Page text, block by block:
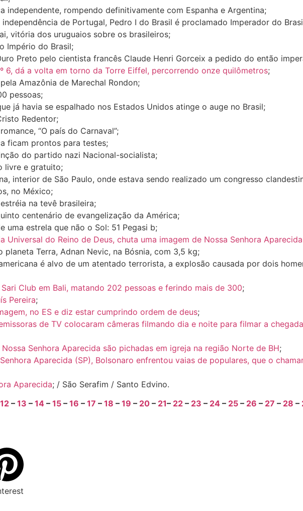
independente, rompendo definitivamente com Espanha e Argentina;
de Portugal, Pedro I do Brasil é proclamado Imperador do
vitória dos uruguaios sobre os brasileiros;
Império do Brasil;
Preto pelo cientista francês Claude Henri Gorceix a pedido do então
6, dá a volta em torno da Torre Eiffel, percorrendo onze quilômetros;
Amazônia de Marechal Rondon;
pessoas;
já havia se espalhado nos Estados Unidos atinge o auge no Brasil;
Redentor;
“O país do Carnaval”;
ficam prontos para testes;
do partido nazi Nacional-socialista;
livre e gratuito;
interior de São Paulo, onde estava sendo realizado um congresso
no México;
na tevê brasileira;
centenário de evangelização da América;
uma estrela que não o Sol: 51 Pegasi b;
Universal do Reino de Deus, chuta uma imagem de Nossa Senhora
Terra, Adnan Nevic, na Bósnia, com 3,5 kg;
é alvo de um atentado terrorista, a explosão causada por dois
Club em Bali, matando 202 pessoas e ferindo mais de 300;
Pereira;
no ES e diz estar cumprindo ordem de deus;
de TV colocaram câmeras filmando dia e noite para filmar a
Senhora Aparecida são pichadas em igreja na região Norte de BH;
Aparecida (SP), Bolsonaro enfrentou vaias de populares, que o
Aparecida; / São Serafim / Santo Edvino.
12 – 13 – 14 – 15 – 16 – 17 – 18 – 19 – 20 – 21– 22 – 23 – 24 – 25 – 26 – 27 – 28 –